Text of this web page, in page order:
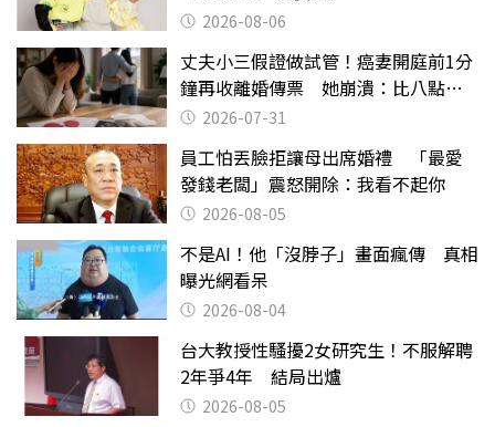
2026-08-06
丈夫小三假證做試管！癌妻開庭前1分
鐘再收離婚傳票 她崩潰：比八點檔
還扯2026-07-31
員工怕丟臉拒讓母出席婚禮 「最愛
發錢老闆」震怒開除：我看不起你
2026-08-05
不是AI！他「沒脖子」畫面瘋傳 真相
曝光網看呆
2026-08-04
台大教授性騷擾2女研究生！不服解聘
2年爭4年 結局出爐
2026-08-05